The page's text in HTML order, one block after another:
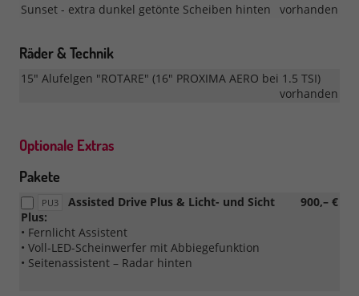
Sunset - extra dunkel getönte Scheiben hinten
vorhanden
Räder & Technik
15" Alufelgen "ROTARE" (16" PROXIMA AERO bei 1.5 TSI)
vorhanden
Optionale Extras
Pakete
PU3 900,– €
Assisted Drive Plus & Licht- und Sicht
Plus:
• Fernlicht Assistent
• Voll-LED-Scheinwerfer mit Abbiegefunktion
• Seitenassistent – Radar hinten